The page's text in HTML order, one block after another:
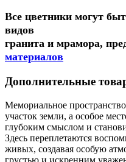
Все цветники могут
видов
гранита и мрамора,
материалов
Дополнительные
Мемориальное
участок земли, а особое
глубоким смыслом и
Здесь переплетаются
живых, создавая особую
грустью и искренним